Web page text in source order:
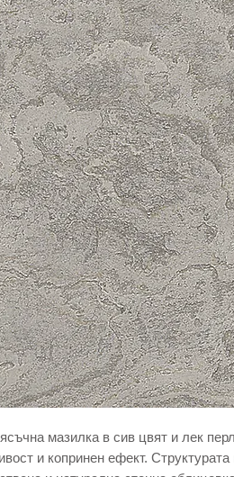
мазилка в сив цвят и лек
и копринен ефект. Структурата